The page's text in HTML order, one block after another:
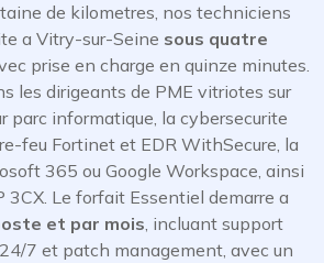
de kilometres, nos techniciens
a Vitry-sur-Seine sous quatre
prise en charge en quinze minutes.
les dirigeants de PME vitriotes sur
parc informatique, la cybersecurite
feu Fortinet et EDR WithSecure, la
365 ou Google Workspace, ainsi
3CX. Le forfait Essentiel demarre a
et par mois, incluant support
7 et patch management, avec un